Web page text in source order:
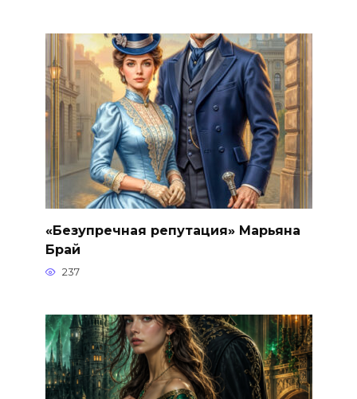
«Безупречная репутация» Марьяна
Брай
237